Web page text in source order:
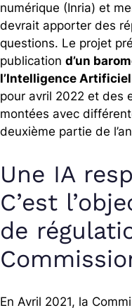
numérique (Inria) et
devrait apporter des
questions. Le projet
publication d’un
l’Intelligence
pour avril 2022 et des
montées avec
deuxième partie de
Une IA
C’est
de
En Avril 2021, la